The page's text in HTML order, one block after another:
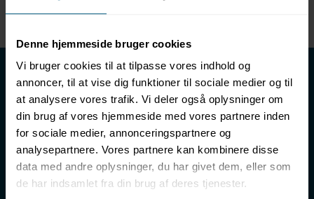
Denne hjemmeside bruger cookies
Vi bruger cookies til at tilpasse vores indhold og
annoncer, til at vise dig funktioner til sociale medier og til
at analysere vores trafik. Vi deler også oplysninger om
din brug af vores hjemmeside med vores partnere inden
for sociale medier, annonceringspartnere og
analysepartnere. Vores partnere kan kombinere disse
data med andre oplysninger, du har givet dem, eller som
de har indsamlet fra din brug af deres tjenester.
Enhed
LML SPORT - Alt til vand
LML SPORT er en engrosforhandler af alt til vand. Vores
sortiment omfatter f.eks. badetøj, svømmeudstyr, udstyr til
vandleg og vandsport, vandbehandling og teknik samt inventar
til vådrum, sauna & spa. Vores kunder er bl.a. svømmehaller,
badelande, friluftsbade, campingpladser, feriecentre,
idrætshaller og skoler. Vælg os som din leverandør, fordi vi har
over 50 års erfaring i branchen og tilbyder den højeste